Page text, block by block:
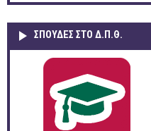
ΣΠΟΥΔΈΣ ΣΤΟ Δ.Π.Θ.